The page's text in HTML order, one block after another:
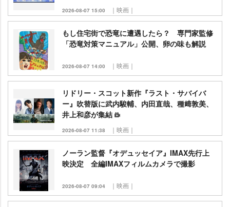
2026-08-07 15:00 ｜映画｜
もし住宅街で恐竜に遭遇したら？ 専門家監修
「恐竜対策マニュアル」公開、卵の味も解説
2026-08-07 14:00 ｜映画｜
リドリー・スコット新作『ラスト・サバイバ
ー』吹替版に武内駿輔、内田直哉、種﨑敦美、
井上和彦が集結
2026-08-07 11:38 ｜映画｜
ノーラン監督『オデュッセイア』IMAX先行上
映決定 全編IMAXフィルムカメラで撮影
2026-08-07 09:04 ｜映画｜